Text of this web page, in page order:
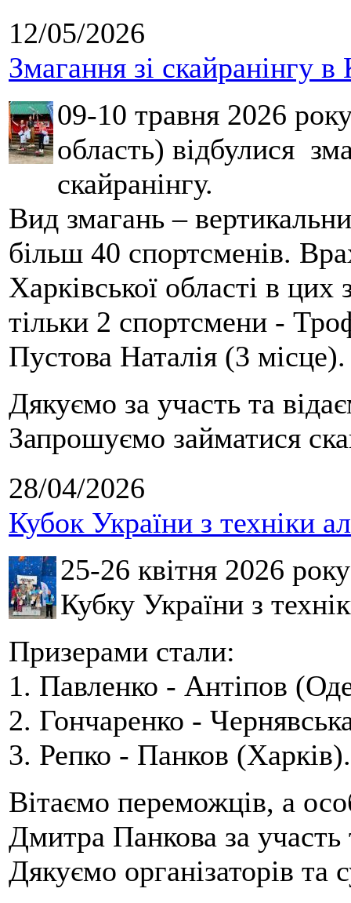
12/05/2026
Змагання зі скайранінгу в
09-10 травня 2026
область) відбулися
скайранінгу.
Вид змагань –
більш 40 спортсменів.
Харківської області в
тільки 2 спортсмени -
Пустова Наталія (3 місце).
Дякуємо за участь та
Запрошуємо займатися
28/04/2026
Кубок України з техніки
25-26 квітня 2026
Кубку України з
Призерами стали:
1. Павленко - Антіпов
2. Гончаренко -
3. Репко - Панков (Харків).
Вітаємо переможців, а
Дмитра Панкова за
Дякуємо організаторів та